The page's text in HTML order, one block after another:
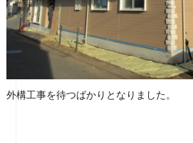
外構工事を待つばかりとなりました。